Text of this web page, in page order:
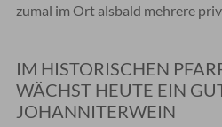
zumal im Ort alsbald mehrere
IM HISTORISCHEN
WÄCHST HEUTE EIN
JOHANNITERWEIN